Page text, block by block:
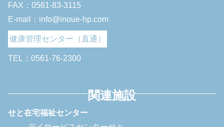
FAX：0561-83-3115
E-mail：info@inoue-hp.com
健康管理センター（直通）
TEL：0561-76-2300
関連施設
せと在宅福祉センター